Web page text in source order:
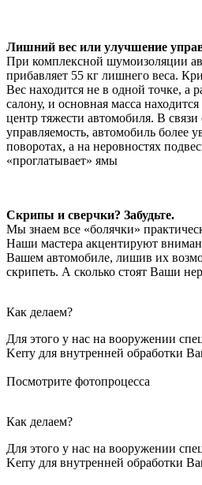
Лишний вес или улучшение
При комплексной шумоизоляции
прибавляет 55 кг лишнего веса.
Вес находится не в одной точке, а
салону, и основная масса
центр тяжести автомобиля. В связи
управляемость, автомобиль более
поворотах, а на неровностях
«проглатывает» ямы
Скрипы и сверчки? Забудьте.
Мы знаем все «болячки»
Наши мастера акцентируют
Вашем автомобиле, лишив их
скрипеть. А сколько стоят Ваши
Как делаем?
Для этого у нас на вооружении
Kerry для внутренней обработки
Посмотрите фотопроцесса
Как делаем?
Для этого у нас на вооружении
Kerry для внутренней обработки